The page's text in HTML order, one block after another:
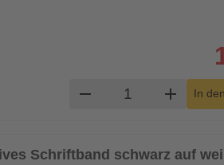
remove Produktadd In
Schriftband schwarz auf